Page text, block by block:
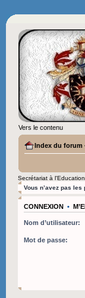
Vers le contenu
Index du forum
Secrétariat à
Vous n’avez pas
CONNEXION •
Nom d’utilisateur:
Mot de passe: